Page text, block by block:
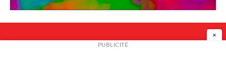
Le Fresnoy
NEWSLETTER
×
PUBLICITÉ